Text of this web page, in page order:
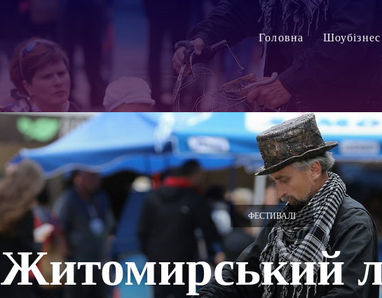
Головна Шоубізнес
ФЕСТИВАЛІ
Житомирський